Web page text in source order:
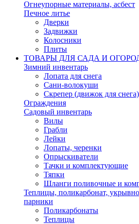
Огнеупорные материалы, асбест
Печное литье
Дверки
Задвижки
Колосники
Плиты
ТОВАРЫ ДЛЯ САДА И
Зимний инвентарь
Лопата для снега
Сани-волокуши
Скрепер (движок для снега)
Ограждения
Садовый инвентарь
Вилы
Грабли
Лейки
Лопаты, черенки
Опрыскиватели
Тачки и комплектующие
Тяпки
Шланги поливочные и
Теплицы, поликарбонат,
парники
Поликарбонаты
Теплицы